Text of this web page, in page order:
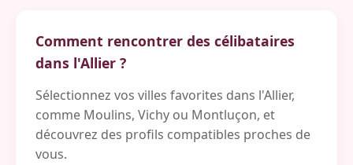
Comment rencontrer des célibataires
dans l'Allier ?
Sélectionnez vos villes favorites dans l'Allier,
comme Moulins, Vichy ou Montluçon, et
découvrez des profils compatibles proches de
vous.